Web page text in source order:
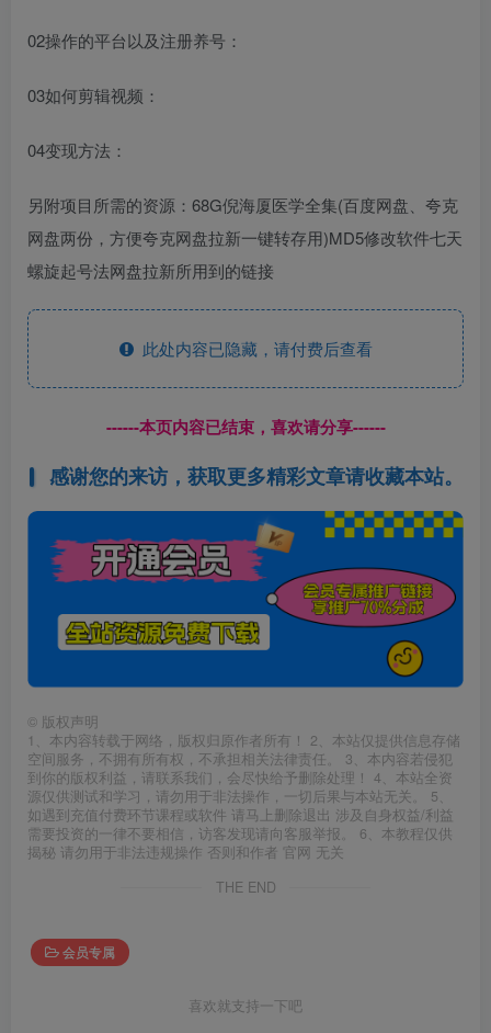
02操作的平台以及注册养号：
03如何剪辑视频：
04变现方法：
另附项目所需的资源：68G倪海厦医学全集(百度网盘、夸克
网盘两份，方便夸克网盘拉新一键转存用)MD5修改软件七天
螺旋起号法网盘拉新所用到的链接
此处内容已隐藏，请付费后查看
------本页内容已结束，喜欢请分享------
感谢您的来访，获取更多精彩文章请收藏本站。
© 版权声明
1、本内容转载于网络，版权归原作者所有！ 2、本站仅提供信息存储
空间服务，不拥有所有权，不承担相关法律责任。 3、本内容若侵犯
到你的版权利益，请联系我们，会尽快给予删除处理！ 4、本站全资
源仅供测试和学习，请勿用于非法操作，一切后果与本站无关。 5、
如遇到充值付费环节课程或软件 请马上删除退出 涉及自身权益/利益
需要投资的一律不要相信，访客发现请向客服举报。 6、本教程仅供
揭秘 请勿用于非法违规操作 否则和作者 官网 无关
THE END
会员专属
喜欢就支持一下吧